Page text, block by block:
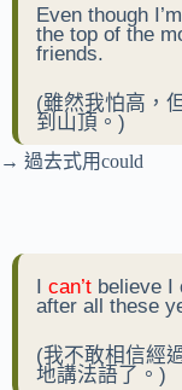
Even though
the top of the
friends.
(雖然我怕高，
到山頂。)
→ 過去式用could
I can’t believe I
after all these
(我不敢相信經
地講法語了。)